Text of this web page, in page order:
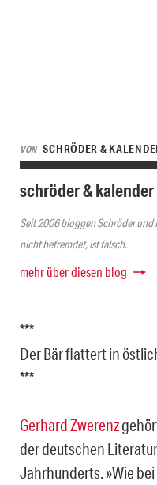
VON SCHRÖDER &
schröder & kalender
Seit 2006 bloggen Schröder
nicht befremdet, ist falsch.
mehr über diesen blog
***
Der Bär flattert in
***
Gerhard Zwerenz
der deutschen
Jahrhunderts. »Wie